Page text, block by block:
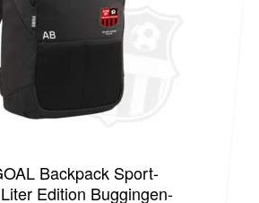
Backpack Sport-
Edition Buggingen-